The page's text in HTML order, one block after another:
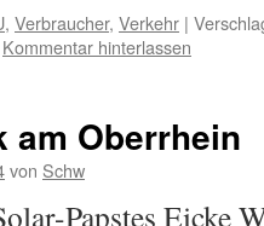
, Verbraucher, Verkehr |
Kommentar hinterlassen
am Oberrhein
von Schw
Papstes Eicke